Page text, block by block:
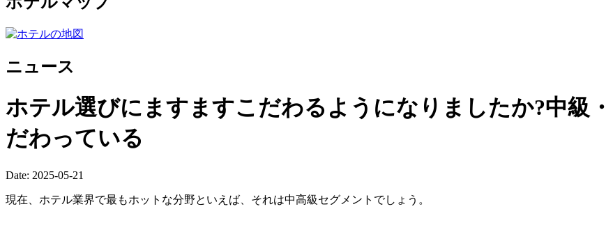
ニュース
ホテル選びにますますこだわるようになりましたか?中級
だわっている
Date: 2025-05-21
現在、ホテル業界で最もホットな分野といえば、それは中高級セグメントでしょう。